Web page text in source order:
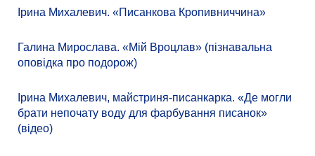
Ірина Михалевич. «Писанкова Кропивниччина»
Галина Мирослава. «Мій Вроцлав» (пізнавальна
оповідка про подорож)
Ірина Михалевич, майстриня-писанкарка. «Де могли
брати непочату воду для фарбування писанок»
(відео)